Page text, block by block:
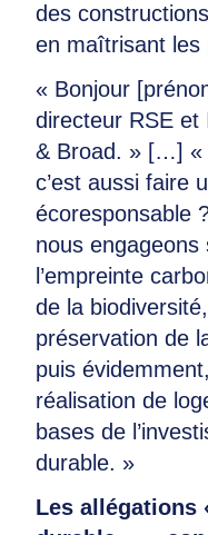
des
en maîtrisant les
« Bonjour
directeur RSE et
& Broad. » […] «
c’est aussi faire
écoresponsable
nous
l’empreinte
de la
préservation de
puis
réalisation de
bases de
durable. »
Les allégations